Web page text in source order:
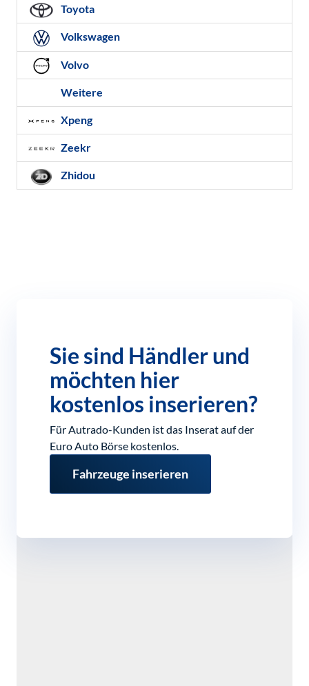
Toyota
Volkswagen
Volvo
Weitere
Xpeng
Zeekr
Zhidou
Sie sind Händler und
möchten hier
kostenlos inserieren?
Für Autrado-Kunden ist das Inserat auf der
Euro Auto Börse kostenlos.
Fahrzeuge inserieren